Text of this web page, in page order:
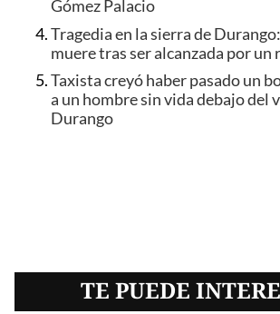
Gómez Palacio
Tragedia en la sierra de
muere tras ser alcanzada por un
Taxista creyó haber pasado un
a un hombre sin vida debajo del
Durango
TE PUEDE